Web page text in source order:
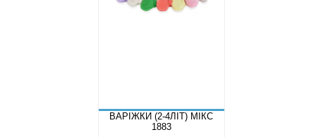
ВАРІЖКИ (2-4ЛІТ) МІКС
1883